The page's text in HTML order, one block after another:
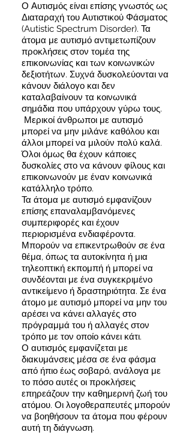
Ο Αυτισμός είναι επίσης γνωστός ως
Διαταραχή του Αυτιστικού Φάσματος
(Autistic Spectrum Disorder). Τα
άτομα με αυτισμό αντιμετωπίζουν
προκλήσεις στον τομέα της
επικοινωνίας και των κοινωνικών
δεξιοτήτων. Συχνά δυσκολεύονται να
κάνουν διάλογο και δεν
καταλαβαίνουν τα κοινωνικά
σημάδια που υπάρχουν γύρω τους.
Μερικοί άνθρωποι με αυτισμό
μπορεί να μην μιλάνε καθόλου και
άλλοι μπορεί να μιλούν πολύ καλά.
Όλοι όμως θα έχουν κάποιες
δυσκολίες στο να κάνουν φίλους και
επικοινωνούν με έναν κοινωνικά
κατάλληλο τρόπο.
Τα άτομα με αυτισμό εμφανίζουν
επίσης επαναλαμβανόμενες
συμπεριφορές και έχουν
περιορισμένα ενδιαφέροντα.
Μπορούν να επικεντρωθούν σε ένα
θέμα, όπως τα αυτοκίνητα ή μια
τηλεοπτική εκπομπή ή μπορεί να
συνδέονται με ένα συγκεκριμένο
αντικείμενο ή δραστηριότητα. Σε ένα
άτομο με αυτισμό μπορεί να μην του
αρέσει να κάνει αλλαγές στο
πρόγραμμά του ή αλλαγές στον
τρόπο με τον οποίο κάνει κάτι.
Ο αυτισμός εμφανίζεται με
διακυμάνσεις μέσα σε ένα φάσμα
από ήπιο έως σοβαρό, ανάλογα με
το πόσο αυτές οι προκλήσεις
επηρεάζουν την καθημερινή ζωή του
ατόμου. Οι λογοθεραπευτές μπορούν
να βοηθήσουν τα άτομα που φέρουν
αυτή τη διάγνωση.